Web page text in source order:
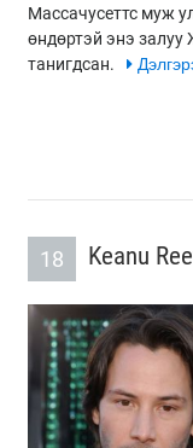
Массачусеттс муж
өндөртэй энэ
танигдсан.
18 Keanu